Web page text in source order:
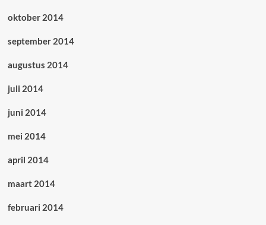
oktober 2014
september 2014
augustus 2014
juli 2014
juni 2014
mei 2014
april 2014
maart 2014
februari 2014